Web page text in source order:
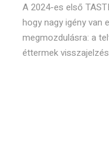
A 2024-es első
hogy nagy igény van
megmozdulásra: a
éttermek